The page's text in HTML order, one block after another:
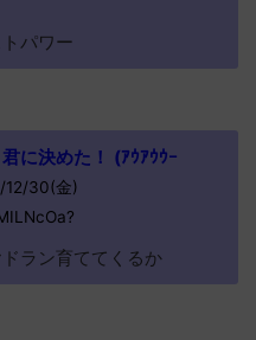
パワー
に決めた！ (ｱｳｱｳｳｰ
12/30(金)
ラン育ててくるか